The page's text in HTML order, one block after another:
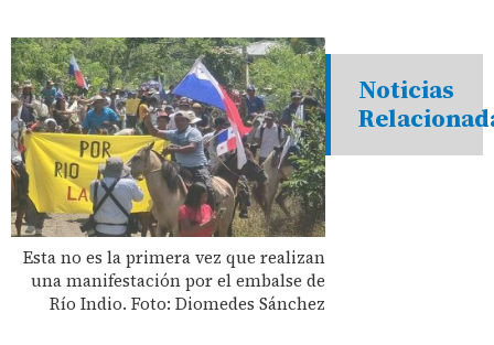
Esta no es la primera vez que realizan
una manifestación por el embalse de
Río Indio. Foto: Diomedes Sánchez
Noticias